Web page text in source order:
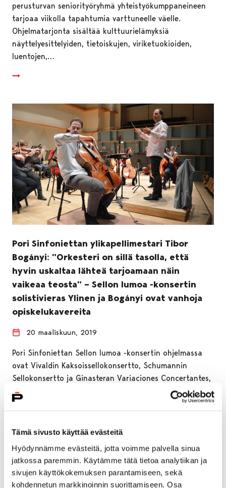
Tämä sivusto käyttää evästeitä
Hyödynnämme evästeitä, jotta voimme palvella sinua
jatkossa paremmin. Käytämme tätä tietoa analytiikan ja
sivujen käyttökokemuksen parantamiseen, sekä
kohdennetun markkinoinnin suorittamiseen. Osa
perusturvan seniorityöryhmä yhteistyökumppaneineen
tarjoaa viikolla tapahtumia varttuneelle väelle.
Ohjelmatarjonta sisältää kulttuurielämyksiä
näyttelyesittelyiden, tietoiskujen, viriketuokioiden,
luentojen,…
Pori Sinfoniettan ylikapellimestari Tibor
Bogányi: ”Orkesteri on sillä tasolla, että
hyvin uskaltaa lähteä tarjoamaan näin
vaikeaa teosta” – Sellon lumoa -konsertin
solistivieras Ylinen ja Bogányi ovat vanhoja
opiskelukavereita
20 maaliskuun, 2019
Pori Sinfoniettan Sellon lumoa -konsertin ohjelmassa
ovat Vivaldin Kaksoissellokonsertto, Schumannin
Sellokonsertto ja Ginasteran Variaciones Concertantes,
jonka haasteet Pori Sinfonietta on…